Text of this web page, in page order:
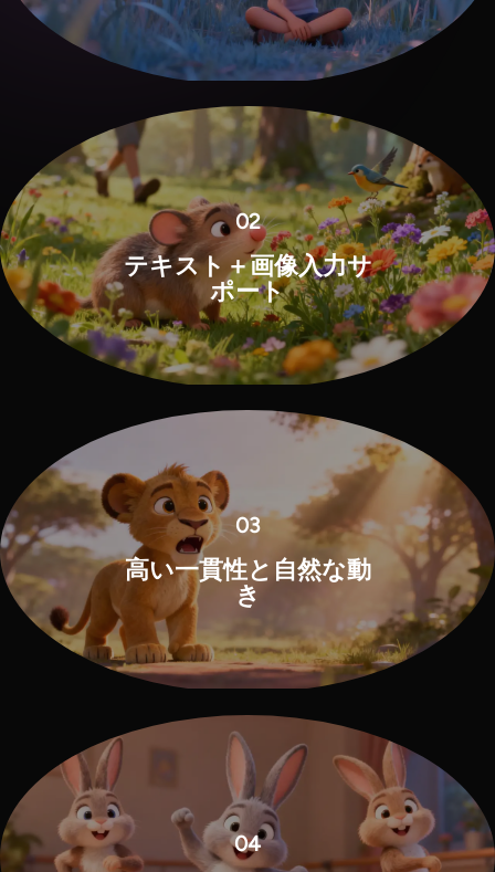
View all tools
02
テキスト＋画像入力サ
ポート
03
高い一貫性と自然な動
き
04